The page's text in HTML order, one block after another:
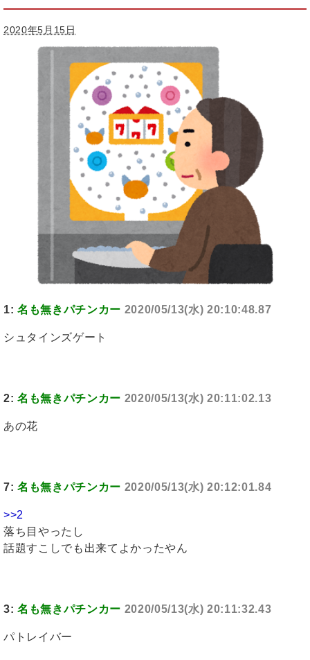
2020年5月15日
1: 名も無きパチンカー 2020/05/13(水) 20:10:48.87
シュタインズゲート
2: 名も無きパチンカー 2020/05/13(水) 20:11:02.13
あの花
7: 名も無きパチンカー 2020/05/13(水) 20:12:01.84
>>2
落ち目やったし
話題すこしでも出来てよかったやん
3: 名も無きパチンカー 2020/05/13(水) 20:11:32.43
パトレイバー